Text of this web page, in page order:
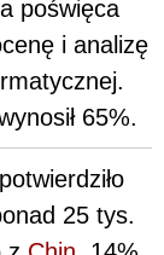
poświęca
i analizę
65%.
25 tys.